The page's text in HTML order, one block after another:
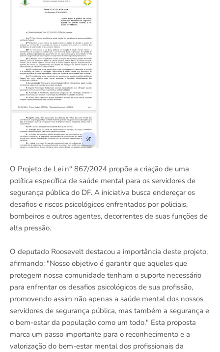
O Projeto de Lei n° 867/2024 propõe a criação de uma
política específica de saúde mental para os servidores de
segurança pública do DF. A iniciativa busca endereçar os
desafios e riscos psicológicos enfrentados por policiais,
bombeiros e outros agentes, decorrentes de suas funções de
alta pressão.
O deputado Roosevelt destacou a importância deste projeto,
afirmando: "Nosso objetivo é garantir que aqueles que
protegem nossa comunidade tenham o suporte necessário
para enfrentar os desafios psicológicos de sua profissão,
promovendo assim não apenas a saúde mental dos nossos
servidores de segurança pública, mas também a segurança e
o bem-estar da população como um todo." Esta proposta
marca um passo importante para o reconhecimento e a
valorização do bem-estar mental dos profissionais da